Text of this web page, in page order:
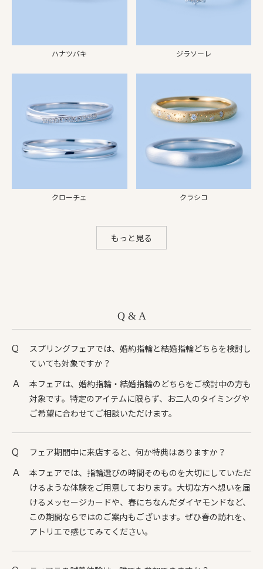
ハナツバキ ジラソーレ
クローチェ クラシコ
もっと見る
Q & A
スプリングフェアでは、婚約指輪と結婚指輪どちらを検討し
ていても対象ですか？
本フェアは、婚約指輪・結婚指輪のどちらをご検討中の方も
対象です。特定のアイテムに限らず、お二人のタイミングや
ご希望に合わせてご相談いただけます。
フェア期間中に来店すると、何か特典はありますか？
本フェアでは、指輪選びの時間そのものを大切にしていただ
けるような体験をご用意しております。大切な方へ想いを届
けるメッセージカードや、春にちなんだダイヤモンドなど、
この期間ならではのご案内もございます。ぜひ春の訪れを、
アトリエで感じてみてください。